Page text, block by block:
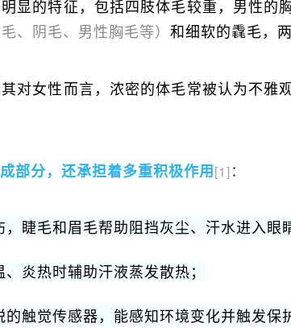
显的特征，包括四肢体毛较重，男性的
毛、阴毛、男性胸毛等） 和细软的毳毛，
对女性而言，浓密的体毛常被认为不雅
部分，还承担着多重积极作用[1]：
睫毛和眉毛帮助阻挡灰尘、汗水进入眼
炎热时辅助汗液蒸发散热；
触觉传感器，能感知环境变化并触发保